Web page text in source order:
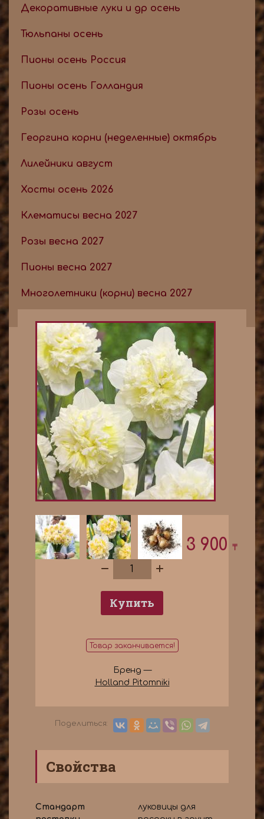
Декоративные луки и др осень
Тюльпаны осень
Пионы осень Россия
Пионы осень Голландия
Розы осень
Георгина корни (неделенные) октябрь
Лилейники август
Хосты осень 2026
Клематисы весна 2027
Розы весна 2027
Пионы весна 2027
Многолетники (корни) весна 2027
3 900 ₸
Купить
Товар заканчивается!
Бренд —
Holland Pitomniki
Поделиться:
Свойства
Стандарт
луковицы для